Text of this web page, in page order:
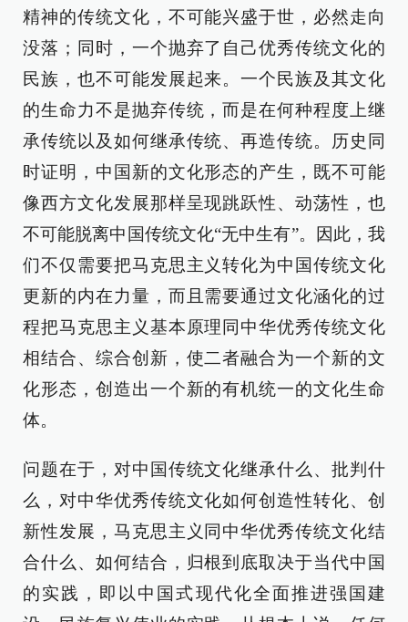
精神的传统文化，不可能兴盛于世，必然走向
没落；同时，一个抛弃了自己优秀传统文化的
民族，也不可能发展起来。一个民族及其文化
的生命力不是抛弃传统，而是在何种程度上继
承传统以及如何继承传统、再造传统。历史同
时证明，中国新的文化形态的产生，既不可能
像西方文化发展那样呈现跳跃性、动荡性，也
不可能脱离中国传统文化“无中生有”。因此，我
们不仅需要把马克思主义转化为中国传统文化
更新的内在力量，而且需要通过文化涵化的过
程把马克思主义基本原理同中华优秀传统文化
相结合、综合创新，使二者融合为一个新的文
化形态，创造出一个新的有机统一的文化生命
体。
问题在于，对中国传统文化继承什么、批判什
么，对中华优秀传统文化如何创造性转化、创
新性发展，马克思主义同中华优秀传统文化结
合什么、如何结合，归根到底取决于当代中国
的实践，即以中国式现代化全面推进强国建